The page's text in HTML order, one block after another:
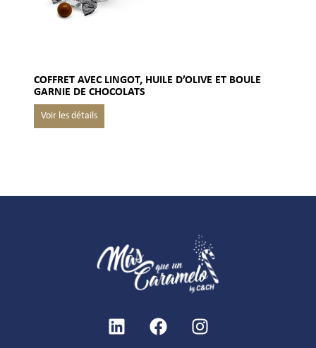
COFFRET AVEC LINGOT, HUILE D’OLIVE ET BOULE
GARNIE DE CHOCOLATS